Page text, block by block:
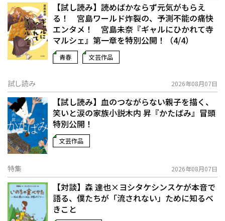
【試し読み】読めばかならず元気がもらえ
る！ 宮島ワールド炸裂の、予測不能の痛快
エンタメ！ 宮島未奈『ギャルにひかれて寺
マルシェ』第一章を特別公開！（4/4）
青春 文芸作品
試し読み 2026年08月07日
【試し読み】血のつながらない親子を描く、
笑いと涙の家族小説――木内 昇『かたばみ』冒頭
特別公開！
文芸作品
特集 2026年08月07日
【対談】森 達也×ヨシタケシンスケが本音で
語る、僕たちが「流されない」ために知るべ
きこと